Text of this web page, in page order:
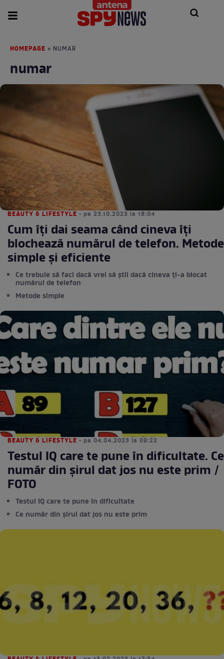
HOMEPAGE » NUMAR
numar
BEAUTY & LIFESTYLE • pe 23.10.2023 la 18:04
Cum îți dai seama când cineva îți
blochează numărul de telefon. Metode
simple și eficiente
Ce trebuie să faci dacă vrei să știi dacă cineva ți-a blocat
numărul de telefon
Metode simple
BEAUTY & LIFESTYLE • pe 04.04.2023 la 09:22
Testul IQ care te pune în dificultate. Ce
număr din șirul dat jos nu este prim /
FOTO
Testul IQ care te pune în dificultate
Ce număr din șirul dat jos nu este prim